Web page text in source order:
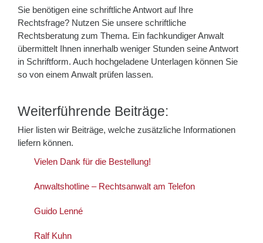
Sie benötigen eine schriftliche Antwort auf Ihre
Rechtsfrage? Nutzen Sie unsere schriftliche
Rechtsberatung zum Thema. Ein fachkundiger Anwalt
übermittelt Ihnen innerhalb weniger Stunden seine Antwort
in Schriftform. Auch hochgeladene Unterlagen können Sie
so von einem Anwalt prüfen lassen.
Weiterführende Beiträge:
Hier listen wir Beiträge, welche zusätzliche Informationen
liefern können.
Vielen Dank für die Bestellung!
Anwaltshotline – Rechtsanwalt am Telefon
Guido Lenné
Ralf Kuhn